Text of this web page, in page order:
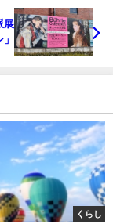
展
くらし